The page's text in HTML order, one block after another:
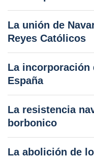
La unión de
Reyes Católicos
La incorporación
España
La resistencia
borbonico
La abolición de